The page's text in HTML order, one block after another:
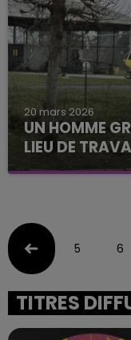
20 mars 2026
UN HOMME
LIEU DE
5 6
TITRES